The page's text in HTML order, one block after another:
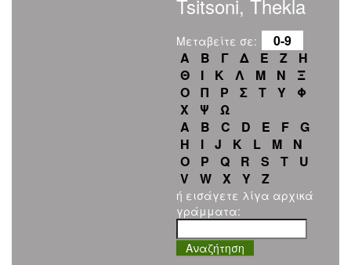
Tsitsoni, Thekla
Μεταβείτε σε:
0-9
Α
Β Γ Δ Ε Ζ
Η
Θ
Ι Κ Λ Μ Ν
Ξ
Ο
Π Ρ Σ Τ Υ
Φ
Χ
Ψ
Ω
A
B C D E F
G
H
I J K L M
N
O
P Q R S T
U
V
W X Y Z
ή εισάγετε λίγα αρχικά
γράμματα: